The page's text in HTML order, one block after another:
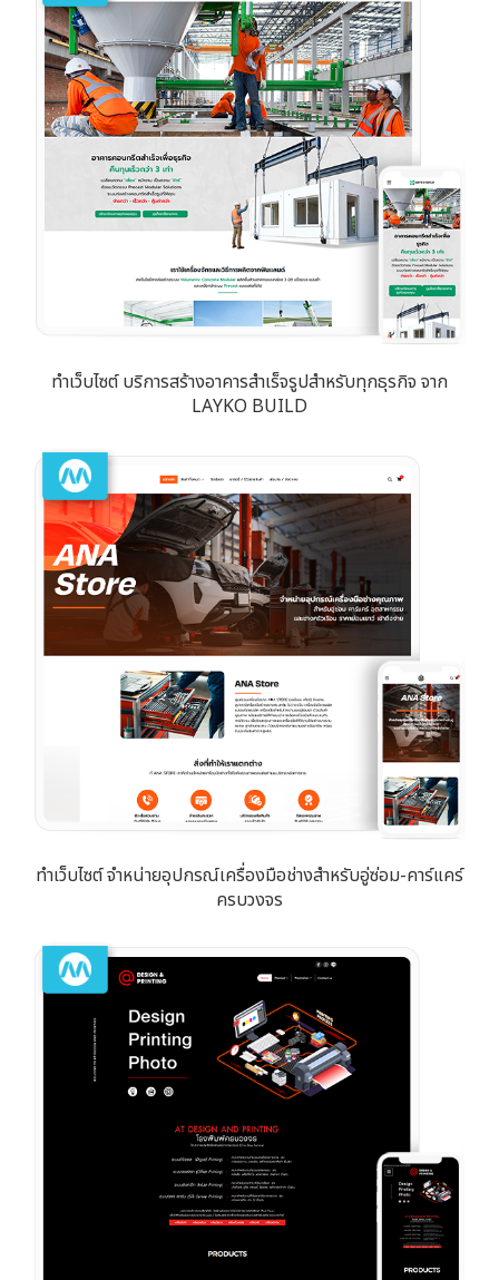
ทำเว็บไซต์ บริการสร้างอาคารสำเร็จรูปสำหรับทุกธุรกิจ จาก
LAYKO BUILD
ทำเว็บไซต์ จำหน่ายอุปกรณ์เครื่องมือช่างสำหรับอู่ซ่อม-คาร์แคร์
ครบวงจร